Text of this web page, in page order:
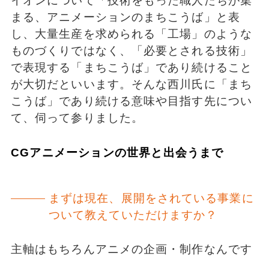
まる、アニメーションのまちこうば」と表
し、大量生産を求められる「工場」のような
ものづくりではなく、「必要とされる技術」
で表現する「まちこうば」であり続けること
が大切だといいます。そんな西川氏に「まち
こうば」であり続ける意味や目指す先につい
て、伺って参りました。
CGアニメーションの世界と出会うまで
まずは現在、展開をされている事業に
ついて教えていただけますか？
主軸はもちろんアニメの企画・制作なんです